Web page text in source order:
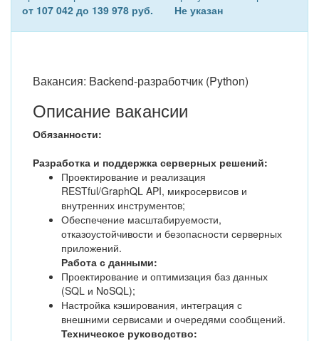
от 107 042 до 139 978 руб.
Не указан
Вакансия: Backend-разработчик (Python)
Описание вакансии
Обязанности:
Разработка и поддержка серверных решений:
Проектирование и реализация
RESTful/GraphQL API, микросервисов и
внутренних инструментов;
Обеспечение масштабируемости,
отказоустойчивости и безопасности серверных
приложений.
Работа с данными:
Проектирование и оптимизация баз данных
(SQL и NoSQL);
Настройка кэширования, интеграция с
внешними сервисами и очередями сообщений.
Техническое руководство: